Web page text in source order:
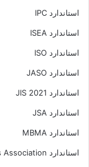
استاندارد IPC
استاندارد ISEA
استاندارد ISO
استاندارد JASO
استاندارد JIS 2021
استاندارد JSA
استاندارد MBMA
استاندارد Metal Building Manufacturers Association